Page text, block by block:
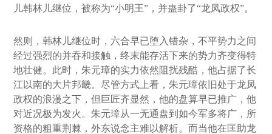
儿韩林儿继位，被称为“小明王”，并蛊卦了“龙凤政权”。
然则，韩林儿继位时，六合早已堕入错杂，不平势力之间
经过强烈的并吞和接触，终末能存活下来的势力齐变得特
地壮健。此时，朱元璋的实力依然阻扰残酷，他占据了长
江以南的大片邦畿。尽管方式上看，朱元璋依旧处于龙凤
政权的浪漫之下，但巨匠齐显然，他的盘算早已推广，他
对近况极为发火。朱元璋从一无通盘到如今军多将广，所
资格的粗重荆棘，外东说念主难以解析。而当他在匡助龙